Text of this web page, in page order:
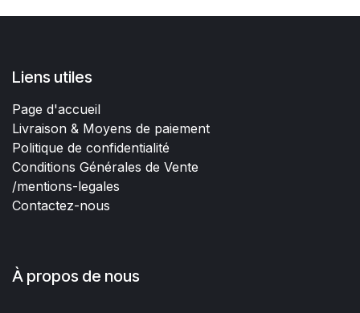
Liens utiles
Page d'accueil
Livraison & Moyens de paiement
Politique de confidentialité
Conditions Générales de Vente
/mentions-legales
Contactez-nous
À propos de nous